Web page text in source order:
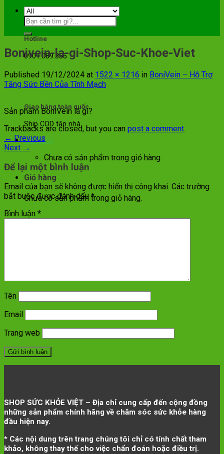
Hotline
0901.089.355
Giao hàng toàn quốc
Ship COD tận nhà
Giỏ hàng
Chưa có sản phẩm trong giỏ hàng.
Giỏ hàng
Chưa có sản phẩm trong giỏ hàng.
Bonivein-la-gi-Shop-Suc-Khoe-Viet
Published 19/12/2024 at 1522 × 1216 in BoniVein – Hỗ Trợ
Tăng Sức Bền Của Tĩnh Mạch
Sản phẩm BoniVein là gì?
Trackbacks are closed, but you can post a comment.
← Previous
Next →
Để lại một bình luận
Email của bạn sẽ không được hiển thị công khai. Các trường
bắt buộc được đánh dấu *
Bình luận *
Tên
Email
Trang web
SHOP SỨC KHỎE VIỆT – Địa chỉ cung cấp đến cộng đồng
những sản phẩm chính hãng về chăm sóc sức khỏe hàng
đầu hiện nay.
* Các nội dung trên trang chúng tôi chỉ có tính chất tham
khảo, không thay thế cho việc chẩn đoán hoặc điều trị.